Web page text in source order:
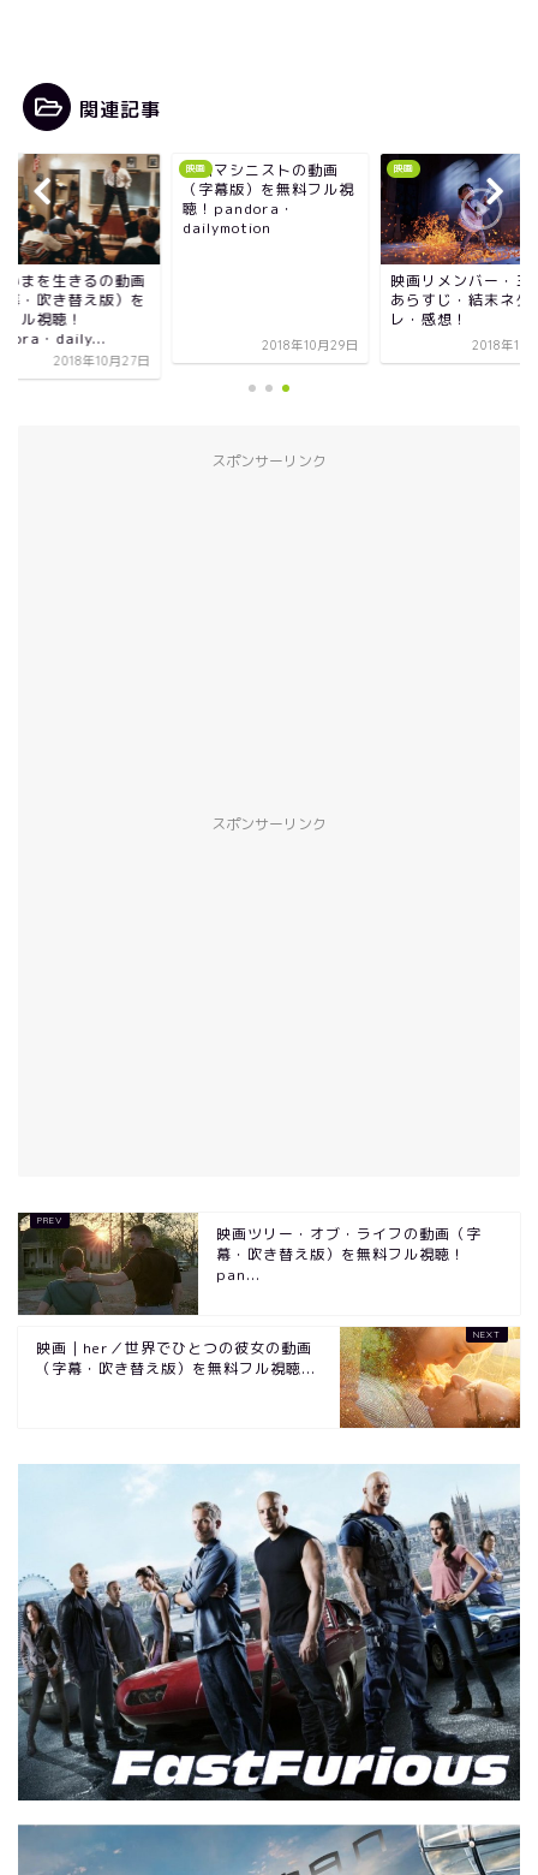
関連記事
いまを生きるの動画
幕・吹き替え版）を
ル視聴！
・daily...
2018年10月27日
映画
映画マシニストの動画
（字幕版）を無料フル視
聴！pandora・
dailymotion
2018年10月29日
映画
映画リメンバー・ミ
あらすじ・結末ネタ
レ・感想！
2018年10
スポンサーリンク
スポンサーリンク
映画ツリー・オブ・ライフの動画（字
幕・吹き替え版）を無料フル視聴！
pan...
映画｜her／世界でひとつの彼女の動画
（字幕・吹き替え版）を無料フル視聴...